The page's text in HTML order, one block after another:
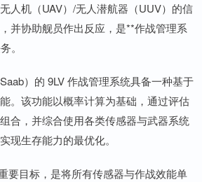
人机（UAV）/无人潜航器（UUV）的信
并协助舰员作出反应，是**作战管理系
。
）的 9LV 作战管理系统具备一种基于
。该功能以概率计算为基础，通过评估
合，并综合使用各类传感器与武器系统
现生存能力的最优化。
要目标，是将所有传感器与作战效能单